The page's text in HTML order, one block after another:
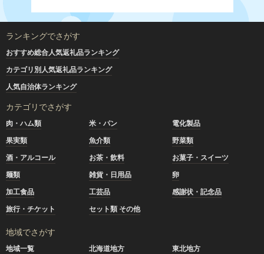
ランキングでさがす
おすすめ総合人気返礼品ランキング
カテゴリ別人気返礼品ランキング
人気自治体ランキング
カテゴリでさがす
肉・ハム類 米・パン
電化製品
果実類
魚介類
野菜類
酒・アルコール
お茶・飲料
お菓子・スイーツ
麺類
雑貨・日用品
卵
加工食品
工芸品
感謝状・記念品
旅行・チケット
セット類 その他
地域でさがす
地域一覧 北海道地方
東北地方